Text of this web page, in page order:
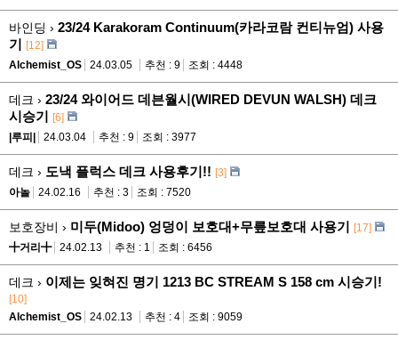
바인딩 › 23/24 Karakoram Continuum(카라코람 컨티뉴엄) 사용
기 [12]
Alchemist_OS
24.03.05 추천 : 9 조회 : 4448
데크 › 23/24 와이어드 데븐월시(WIRED DEVUN WALSH) 데크
시승기 [6]
|루피|
24.03.04 추천 : 9 조회 : 3977
데크 › 도낵 플럭스 데크 사용후기!! [3]
아놀
24.02.16 추천 : 3 조회 : 7520
보호장비 › 미두(Midoo) 엉덩이 보호대+무릎보호대 사용기 [17]
╋거리╋
24.02.13 추천 : 1 조회 : 6456
데크 › 이제는 잊혀진 명기 1213 BC STREAM S 158 cm 시승기!
[10]
Alchemist_OS
24.02.13 추천 : 4 조회 : 9059